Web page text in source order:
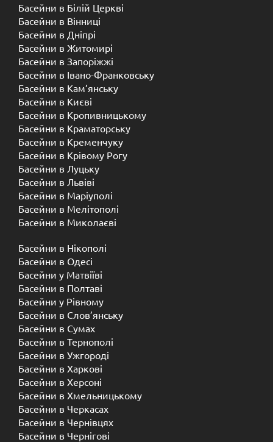
Басейни в Білій Церкві
Басейни в Вінниці
Басейни в Дніпрі
Басейни в Житомирі
Басейни в Запоріжжі
Басейни в Івано-Франковську
Басейни в Кам’янську
Басейни в Києві
Басейни в Кропивницькому
Басейни в Краматорську
Басейни в Кременчуку
Басейни в Крівому Рогу
Басейни в Луцьку
Басейни в Львіві
Басейни в Маріуполі
Басейни в Мелітополі
Басейни в Миколаєві
Басейни в Нікополі
Басейни в Одесі
Басейни у Матвіїві
Басейни в Полтаві
Басейни у ​​Рівному
Басейни в Слов’янську
Басейни в Сумах
Басейни в Тернополі
Басейни в Ужгороді
Басейни в Харкові
Басейни в Херсоні
Басейни в Хмельницькому
Басейни в Черкасах
Басейни в Чернівцях
Басейни в Чернігові